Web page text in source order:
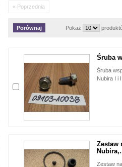
« Poprzednia
Pokaż
Śruba
Śruba
Nubira I i
Zestaw
Zestaw